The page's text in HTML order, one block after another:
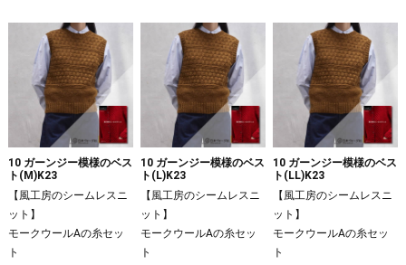
10 ガーンジー模様のベス
ト(M)K23
【風工房のシームレスニ
ット】
モークウールAの糸セッ
ト
10 ガーンジー模様のベス
ト(L)K23
【風工房のシームレスニ
ット】
モークウールAの糸セッ
ト
10 ガーンジー模様のベス
ト(LL)K23
【風工房のシームレスニ
ット】
モークウールAの糸セッ
ト